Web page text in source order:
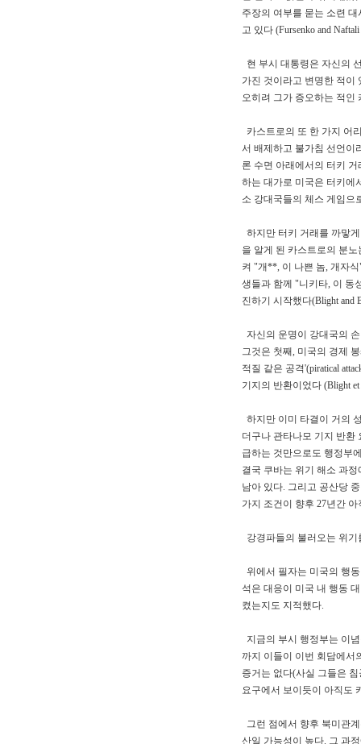
주장의 여부를 묻는 소련
고 있다 (Fursenko and
현 부시 대통령은 자신의
가진 것이라고 변명한 적이
오히려 그가 증오하는 적인
카스트로의 또 한 가지 어
서 배제하고 불가침 선언이
론 수면 아래에서의 터키
하는 대가로 미국은 터키에
소 강대국들의 체스 게임으
하지만 터키 거래를 까맣
을 알게 된 카스트로의 분
켜 "개**, 이 나쁜 놈, 개자
생들과 함께 "니키타, 이 동
진하기 시작했다(Blight and
자신의 운명이 강대국의
그것은 첫째, 미국의 경제
적질 같은 공격'(piratical
기지의 반환이었다 (Blight et
하지만 이미 타결이 거의
더구나 관타나모 기지 반환
급하는 것만으로도 행정부
결국 쿠바는 위기 해소 과
남아 있다. 그리고 공산당
가지 조건이 향후 27년간
강경파들의 불러오는 위
위에서 필자는 미국의 행
석은 대응이 미국 내 행동
켰는지도 지적했다.
지금의 부시 행정부는 이
까지 이들이 이번 회담에서
증거는 없다(사실 그들은
요구에서 보이듯이 아직도
그런 점에서 향후 북미관
산일 가능성이 높다. 그 과